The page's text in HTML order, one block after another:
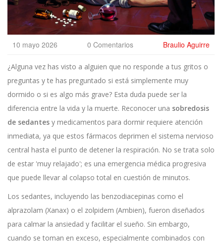
10 mayo 2026 0 Comentarios Braulio Aguirre
¿Alguna vez has visto a alguien que no responde a tus gritos o
preguntas y te has preguntado si está simplemente muy
dormido o si es algo más grave? Esta duda puede ser la
diferencia entre la vida y la muerte. Reconocer una sobredosis
de sedantes y medicamentos para dormir requiere atención
inmediata, ya que estos fármacos deprimen el sistema nervioso
central hasta el punto de detener la respiración. No se trata solo
de estar 'muy relajado'; es una emergencia médica progresiva
que puede llevar al colapso total en cuestión de minutos.
Los sedantes, incluyendo las benzodiacepinas como el
alprazolam (Xanax) o el zolpidem (Ambien), fueron diseñados
para calmar la ansiedad y facilitar el sueño. Sin embargo,
cuando se toman en exceso, especialmente combinados con